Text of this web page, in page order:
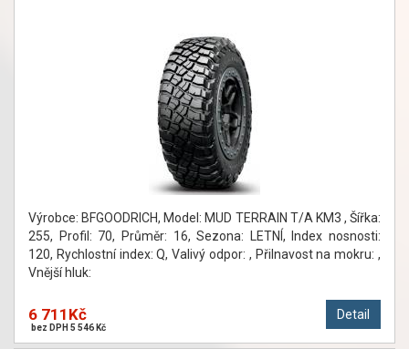
Výrobce: BFGOODRICH, Model: MUD TERRAIN T/A KM3 , Šířka:
255, Profil: 70, Průměr: 16, Sezona: LETNÍ, Index nosnosti:
120, Rychlostní index: Q, Valivý odpor: , Přilnavost na mokru: ,
Vnější hluk:
Detail
6 711Kč
bez DPH 5 546 Kč